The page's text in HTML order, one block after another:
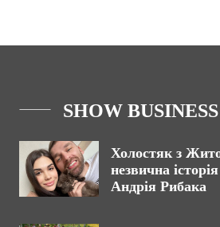
SHOW BUSINESS
Холостяк з
незвична
Андрія Рибака